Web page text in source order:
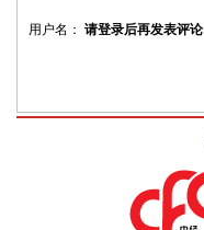
用户名： 请登录后再发表评论